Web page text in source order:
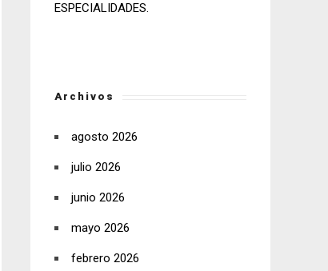
ESPECIALIDADES.
Archivos
agosto 2026
julio 2026
junio 2026
mayo 2026
febrero 2026